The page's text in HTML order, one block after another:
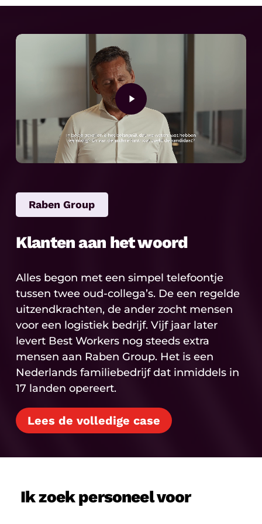
Play
Raben Group
Klanten aan het woord
Alles begon met een simpel telefoontje
tussen twee oud-collega’s. De een regelde
uitzendkrachten, de ander zocht mensen
voor een logistiek bedrijf. Vijf jaar later
levert Best Workers nog steeds extra
mensen aan Raben Group. Het is een
Nederlands familiebedrijf dat inmiddels in
17 landen opereert.
Lees de volledige case
Ik zoek personeel voor